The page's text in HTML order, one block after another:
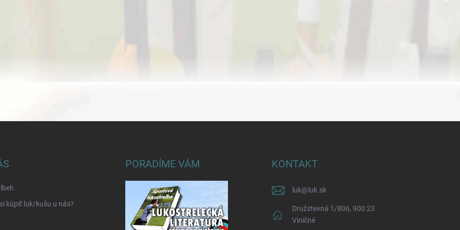
kúpiť luk/kušu u nás?
PORADÍME VÁM KONTAKT
luk@ luk.sk
Družstevná 1/806, 900 23
Viničné